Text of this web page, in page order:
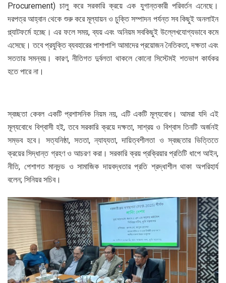
Procurement) চালু করে সরকারি ক্রয়ে এক যুগান্তকারী পরিবর্তন এনেছে।
দরপত্র আহ্বান থেকে শুরু করে মূল্যায়ন ও চুক্তি সম্পাদন পর্যন্ত সব কিছুই অনলাইন
প্ল্যাটফর্মে হচ্ছে। এর ফলে সময়, ব্যয় এবং অনিয়ম সবকিছুই উল্লেখযোগ্যভাবে কমে
এসেছে। তবে প্রযুক্তি ব্যবহারের পাশাপাশি আমাদের প্রয়োজন নৈতিকতা, দক্ষতা এবং
সততার সমন্বয়। কারণ, নীতিগত দুর্বলতা থাকলে কোনো সিস্টেমই শতভাগ কার্যকর
হতে পারে না।
স্বচ্ছতা কেবল একটি প্রশাসনিক নিয়ম নয়, এটি একটি মূল্যবোধ। আমরা যদি এই
মূল্যবোধে বিশ্বাসী হই, তবে সরকারি ক্রয়ে দক্ষতা, সাশ্রয় ও বিশ্বাস তিনটি অর্জনই
সম্ভব হবে। সত্যনিষ্ঠা, সততা, ন্যায্যতা, দায়িত্বশীলতা ও স্বচ্ছতার ভিত্তিতে
ক্রয়ের সিদ্ধান্ত গ্রহণ ও আচরণ করা। সরকারি ক্রয় প্রক্রিয়ার প্রতিটি ধাপে আইন,
নীতি, পেশাগত মানদন্ড ও সামাজিক দায়বদ্ধতার প্রতি শ্রদ্ধাশীল থাকা অপরিহার্য
বলেন; সিনিয়র সচিব।